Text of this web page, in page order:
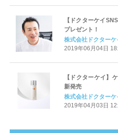
【ドクターケイ
プレゼント！
株式会社ドクターケ
2019年06月04日
【ドクターケイ】
新発売
株式会社ドクターケ
2019年04月03日